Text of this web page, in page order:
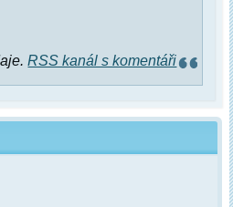
RSS kanál s komentáři